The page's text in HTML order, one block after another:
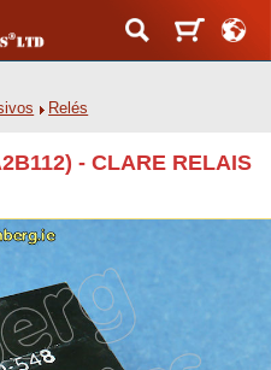
Relés
- CLARE RELAIS